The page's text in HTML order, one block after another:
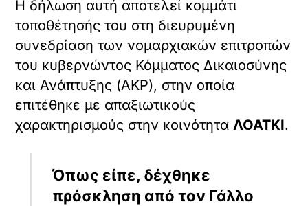
Η δήλωση αυτή αποτελεί κομμάτι
τοποθέτησής του στη διευρυμένη
συνεδρίαση των νομαρχιακών επιτροπών
του κυβερνώντος Κόμματος Δικαιοσύνης
και Ανάπτυξης (ΑΚΡ), στην οποία
επιτέθηκε με απαξιωτικούς
χαρακτηρισμούς στην κοινότητα ΛΟΑΤΚΙ.
Όπως είπε, δέχθηκε
πρόσκληση από τον Γάλλο